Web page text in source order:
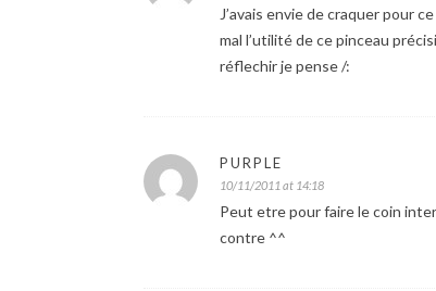
J’avais envie de craquer pour
mal l’utilité de ce pinceau
réflechir je pense /:
PURPLE
10/11/2011 at 14:18
Peut etre pour faire le coin
contre ^^